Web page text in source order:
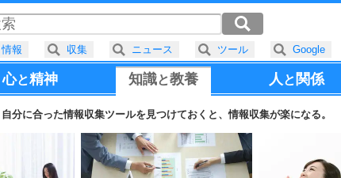
心と精神 知識と教養 人と 関係
自分に合った情報収集ツールを見つけておくと、情報収集が楽になる。
情報 収集 ニュース ツール Google